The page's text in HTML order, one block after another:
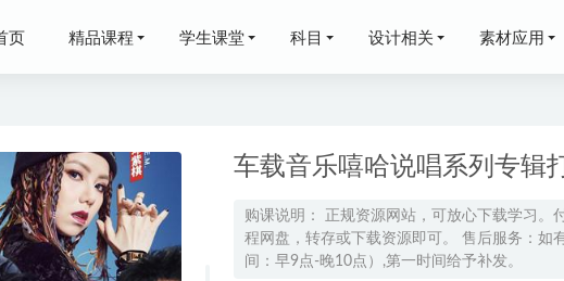
页 精品课程 学生课堂 科目 设计相关 素材应用
车载音乐嘻哈说唱系列专辑
购课说明： 正规资源网站，可放心下载学习。
程网盘，转存或下载资源即可。 售后服务：如
间：早9点-晚10点）,第一时间给予补发。
高中物理治教程2022胡婷高一物理尖端班全年班视频教程
秋）